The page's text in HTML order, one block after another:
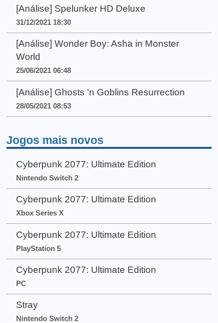
[Análise] Spelunker HD Deluxe
31/12/2021 18:30
[Análise] Wonder Boy: Asha in Monster
World
25/06/2021 06:48
[Análise] Ghosts 'n Goblins Resurrection
28/05/2021 08:53
Jogos mais novos
Cyberpunk 2077: Ultimate Edition
Nintendo Switch 2
Cyberpunk 2077: Ultimate Edition
Xbox Series X
Cyberpunk 2077: Ultimate Edition
PlayStation 5
Cyberpunk 2077: Ultimate Edition
PC
Stray
Nintendo Switch 2